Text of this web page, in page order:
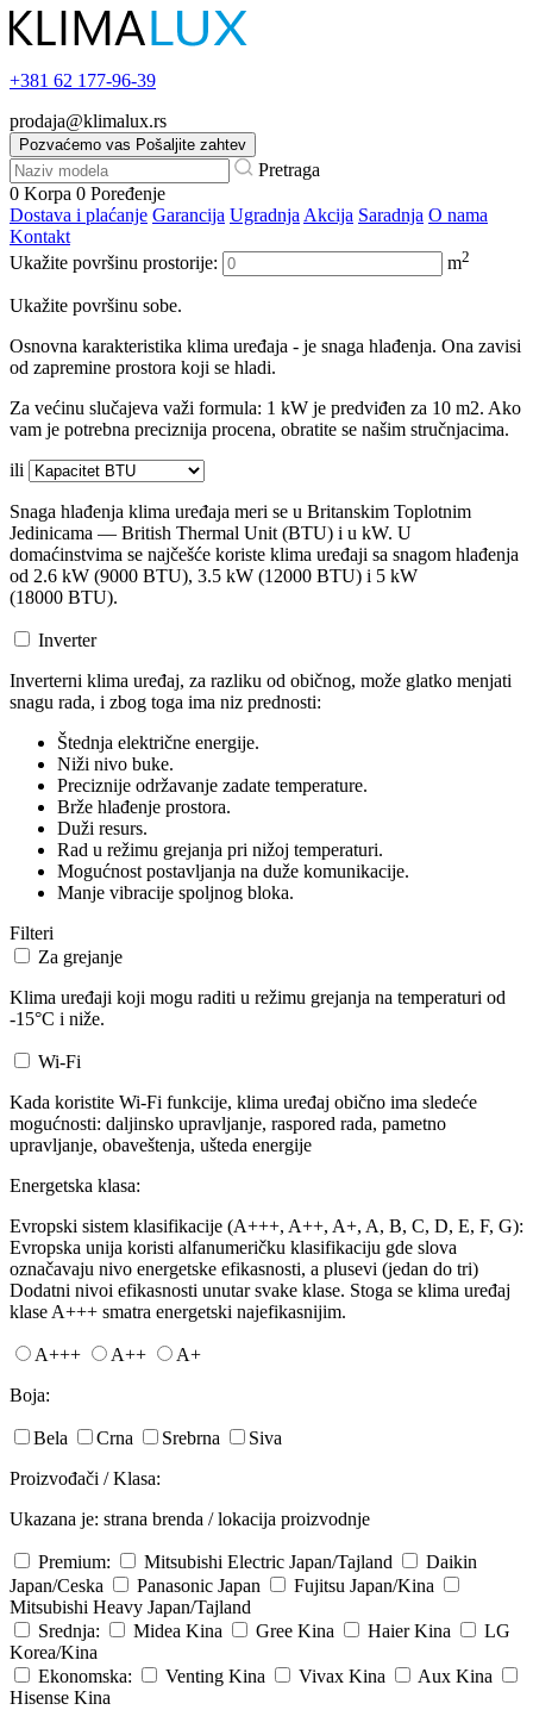
+381 62 177-96-39
prodaja@klimalux.rs
Pozvaćemo vas Pošaljite zahtev
Pretraga
0 Korpa 0 Poređenje
Dostava i plaćanje Garancija Ugradnja Akcija Saradnja O nama
Kontakt
Ukažite površinu prostorije:
m2
Ukažite površinu sobe.
Osnovna karakteristika klima uređaja - je snaga hlađenja. Ona zavisi
od zapremine prostora koji se hladi.
Za većinu slučajeva važi formula: 1 kW je predviđen za 10 m2. Ako
vam je potrebna preciznija procena, obratite se našim stručnjacima.
ili
Snaga hlađenja klima uređaja meri se u Britanskim Toplotnim
Jedinicama — British Thermal Unit (BTU) i u kW. U
domaćinstvima se najčešće koriste klima uređaji sa snagom hlađenja
od 2.6 kW (9000 BTU), 3.5 kW (12000 BTU) i 5 kW
(18000 BTU).
Inverter
Inverterni klima uređaj, za razliku od običnog, može glatko menjati
snagu rada, i zbog toga ima niz prednosti:
Štednja električne energije.
Niži nivo buke.
Preciznije održavanje zadate temperature.
Brže hlađenje prostora.
Duži resurs.
Rad u režimu grejanja pri nižoj temperaturi.
Mogućnost postavljanja na duže komunikacije.
Manje vibracije spoljnog bloka.
Filteri
Za grejanje
Klima uređaji koji mogu raditi u režimu grejanja na temperaturi od
-15°C i niže.
Wi-Fi
Kada koristite Wi-Fi funkcije, klima uređaj obično ima sledeće
mogućnosti: daljinsko upravljanje, raspored rada, pametno
upravljanje, obaveštenja, ušteda energije
Energetska klasa:
Evropski sistem klasifikacije (A+++, A++, A+, A, B, C, D, E, F, G):
Evropska unija koristi alfanumeričku klasifikaciju gde slova
označavaju nivo energetske efikasnosti, a plusevi (jedan do tri)
Dodatni nivoi efikasnosti unutar svake klase. Stoga se klima uređaj
klase A+++ smatra energetski najefikasnijim.
A+++ A++
A+
Boja:
Bela Crna Srebrna
Siva
Proizvođači / Klasa:
Ukazana je: strana brenda / lokacija proizvodnje
Premium: Mitsubishi Electric Japan/Tajland
Daikin
Japan/Ceska
Panasonic Japan Fujitsu Japan/Kina
Mitsubishi Heavy Japan/Tajland
Srednja:
Midea Kina Gree Kina Haier Kina
LG
Korea/Kina
Ekonomska:
Venting Kina Vivax Kina Aux Kina
Hisense Kina